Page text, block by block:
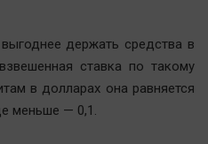
держать средства в
ставка по такому
в долларах она равняется
меньше — 0,1.